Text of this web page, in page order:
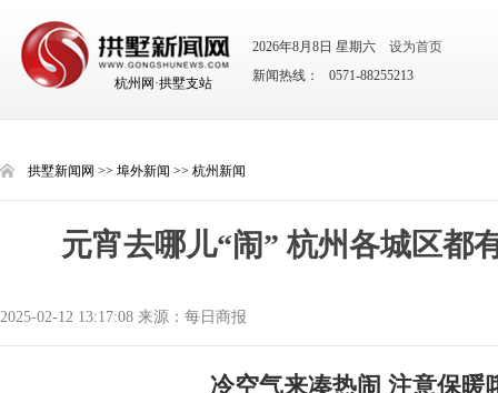
杭州网·拱墅支站
2026年8月8日 星期六
设为首页
新闻热线： 0571-88255213
拱墅新闻网 >> 埠外新闻 >> 杭州新闻
元宵去哪儿“闹” 杭州各城区都
2025-02-12 13:17:08 来源：每日商报
冷空气来凑热闹 注意保暖